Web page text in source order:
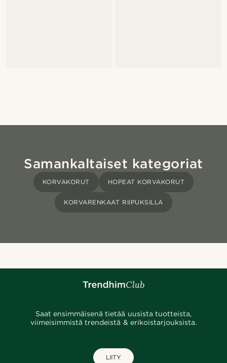
Samankaltaiset kategoriat
KORVAKORUT HOPEAT KORVAKORUT
KORVARENKAAT RIIPUKSILLA
Saat ensimmäisenä tietää uusista tuotteista,
viimeisimmistä trendeistä & erikoistarjouksista.
LIITY